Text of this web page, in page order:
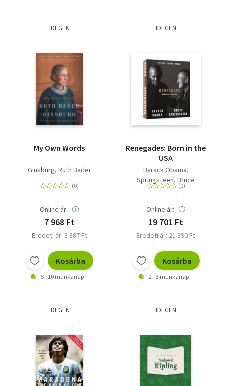
IDEGEN
My Own Words
Ginsburg, Ruth Bader
Online ár:
7 968 Ft
Eredeti ár: 8 387 Ft
Kosárba
5 - 10 munkanap
IDEGEN
Renegades: Born in the
USA
Barack Obama
Springsteen, Bruce
Online ár:
19 701 Ft
Eredeti ár: 21 890 Ft
Kosárba
2 - 3 munkanap
IDEGEN IDEGEN